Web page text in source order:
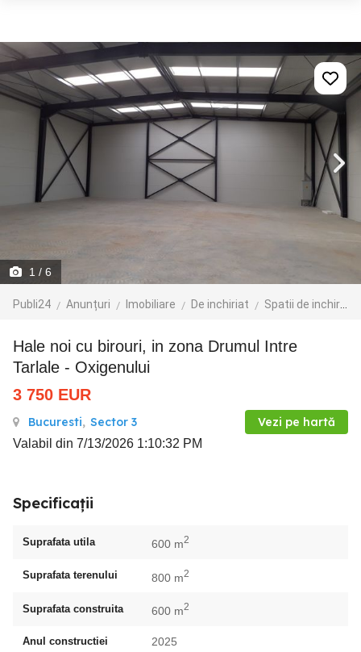
1 / 6
Publi24 Anunțuri Imobiliare De inchiriat Spatii de inchiriat
Hale noi cu birouri, in zona Drumul Intre
Tarlale - Oxigenului
3 750 EUR
Bucuresti, Sector 3 Vezi pe hartă
Valabil din 7/13/2026 1:10:32 PM
Specificații
Suprafata utila 600 m2
Suprafata terenului 800 m2
Suprafata construita 600 m2
Anul constructiei 2025